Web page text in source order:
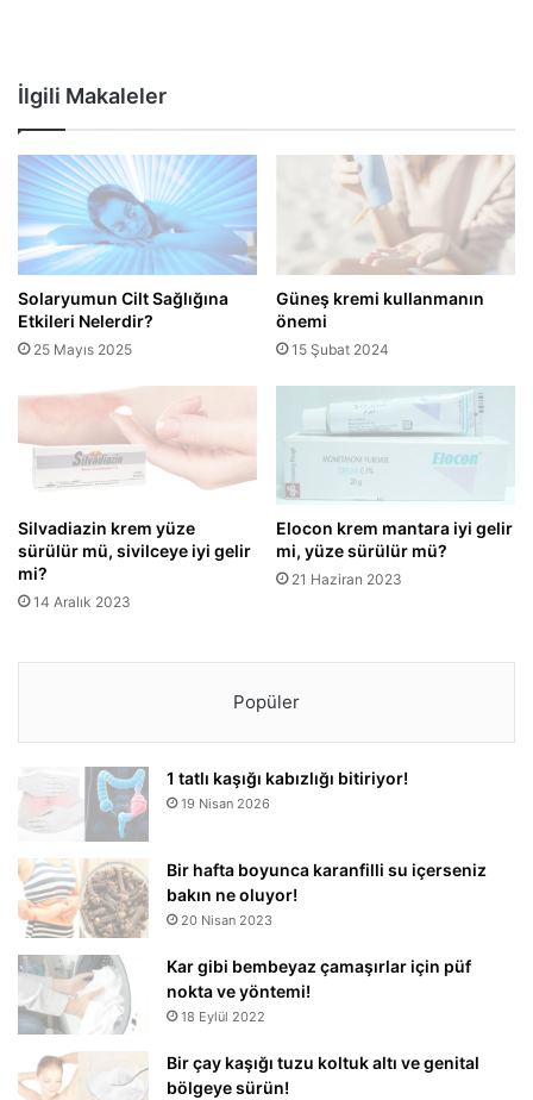
İlgili Makaleler
Solaryumun Cilt Sağlığına
Etkileri Nelerdir?
25 Mayıs 2025
Güneş kremi kullanmanın
önemi
15 Şubat 2024
Silvadiazin krem yüze
sürülür mü, sivilceye iyi gelir
mi?
14 Aralık 2023
Elocon krem mantara iyi gelir
mi, yüze sürülür mü?
21 Haziran 2023
Popüler
1 tatlı kaşığı kabızlığı bitiriyor!
19 Nisan 2026
Bir hafta boyunca karanfilli su içerseniz
bakın ne oluyor!
20 Nisan 2023
Kar gibi bembeyaz çamaşırlar için püf
nokta ve yöntemi!
18 Eylül 2022
Bir çay kaşığı tuzu koltuk altı ve genital
bölgeye sürün!